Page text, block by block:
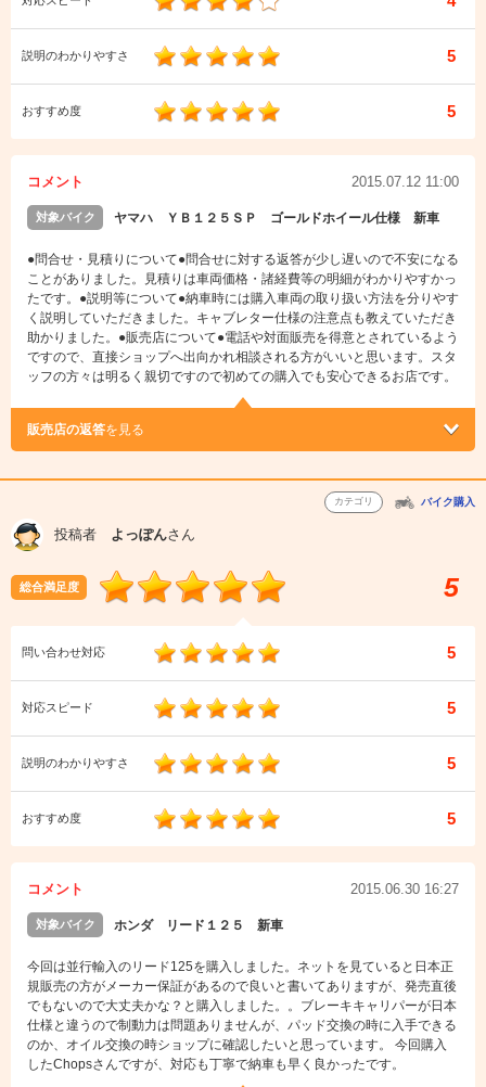
説明のわかりやすさ 5
おすすめ度 5
コメント 2015.07.12 11:00
対象バイク ヤマハ ＹＢ１２５ＳＰ ゴールドホイール仕様 新車
●問合せ・見積りについて●問合せに対する返答が少し遅いので不安になる
ことがありました。見積りは車両価格・諸経費等の明細がわかりやすかっ
たです。●説明等について●納車時には購入車両の取り扱い方法を分りやす
く説明していただきました。キャブレター仕様の注意点も教えていただき
助かりました。●販売店について●電話や対面販売を得意とされているよう
ですので、直接ショップへ出向かれ相談される方がいいと思います。スタ
ッフの方々は明るく親切ですので初めての購入でも安心できるお店です。
販売店の返答を見る
カテゴリ バイク購入
投稿者 よっぽんさん
総合満足度 5
問い合わせ対応 5
対応スピード 5
説明のわかりやすさ 5
おすすめ度 5
コメント 2015.06.30 16:27
対象バイク ホンダ リード１２５ 新車
今回は並行輸入のリード125を購入しました。ネットを見ていると日本正
規販売の方がメーカー保証があるので良いと書いてありますが、発売直後
でもないので大丈夫かな？と購入しました。。ブレーキキャリパーが日本
仕様と違うので制動力は問題ありませんが、パッド交換の時に入手できる
のか、オイル交換の時ショップに確認したいと思っています。 今回購入
したChopsさんですが、対応も丁寧で納車も早く良かったです。